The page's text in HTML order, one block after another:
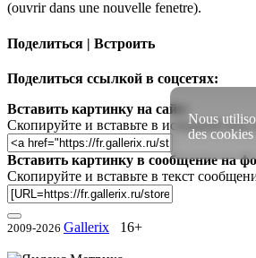
(ouvrir dans une nouvelle fenetre).
Поделиться | Встроить
Поделиться ссылкой в соцсетях:
Вставить картинку на сайт:
Скопируйте и вставьте в исходный код
Вставить картинку в сообщение на
Скопируйте и вставьте в текст
2009-2026 Gallerix 16+
Nous
des cookies